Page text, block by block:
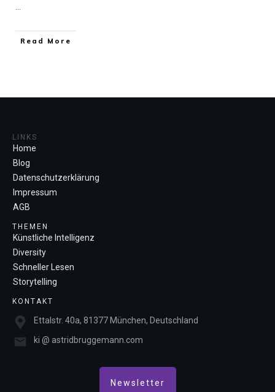
...
​Read More
LINKS
Home
Blog
Datenschutzerklärung
Impressum
AGB
THEMEN
Künstliche Intelligenz
Diversity
Schneller Lesen
Storytelling
KONTAKT
Ettalstr. 40a, 81377 München, Deutschland
ki @ astridbruggemann.com
Newsletter